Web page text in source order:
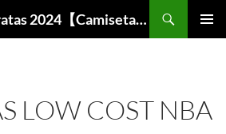
Camisetas NBA Baratas 2024【Camisetas Especiales Baloncesto】
LOW COST NBA